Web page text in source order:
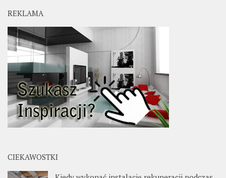
REKLAMA
CIEKAWOSTKI